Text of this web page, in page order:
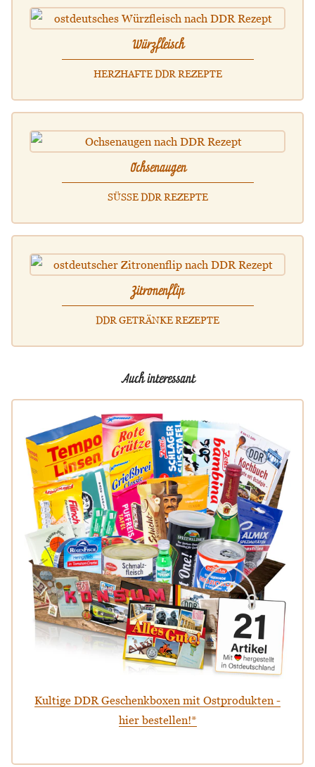
Würzfleisch
HERZHAFTE DDR REZEPTE
Ochsenaugen
SÜSSE DDR REZEPTE
Zitronenflip
DDR GETRÄNKE REZEPTE
Auch interessant
Kultige DDR Geschenkboxen mit Ostprodukten -
hier bestellen!*